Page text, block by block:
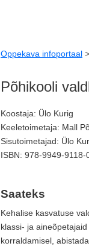
Oppekava infoportaal >
Põhikooli
Koostaja: Ülo Kurig
Keeletoimetaja: Mall
Sisutoimetajad: Ülo
ISBN: 978-9949-9118-
Saateks
Kehalise kasvatuse
klassi- ja
korraldamisel,